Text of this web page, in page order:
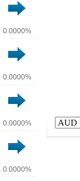
0.0000%
0.0000%
0.0000%
0.0000%